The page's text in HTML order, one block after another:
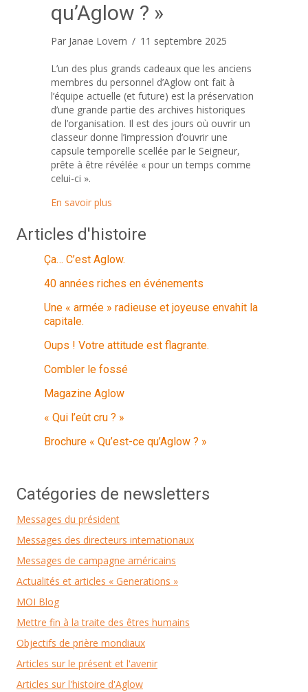
qu’Aglow ? »
Par Janae Lovern / 11 septembre 2025
L’un des plus grands cadeaux que les anciens
membres du personnel d’Aglow ont fait à
l’équipe actuelle (et future) est la préservation
d’une grande partie des archives historiques
de l’organisation. Il est des jours où ouvrir un
classeur donne l’impression d’ouvrir une
capsule temporelle scellée par le Seigneur,
prête à être révélée « pour un temps comme
celui-ci ».
En savoir plus
Articles d'histoire
Ça… C’est Aglow.
40 années riches en événements
Une « armée » radieuse et joyeuse envahit la
capitale.
Oups ! Votre attitude est flagrante.
Combler le fossé
Magazine Aglow
« Qui l’eût cru ? »
Brochure « Qu’est-ce qu’Aglow ? »
Catégories de newsletters
Messages du président
Messages des directeurs internationaux
Messages de campagne américains
Actualités et articles « Generations »
MOI Blog
Mettre fin à la traite des êtres humains
Objectifs de prière mondiaux
Articles sur le présent et l'avenir
Articles sur l'histoire d'Aglow